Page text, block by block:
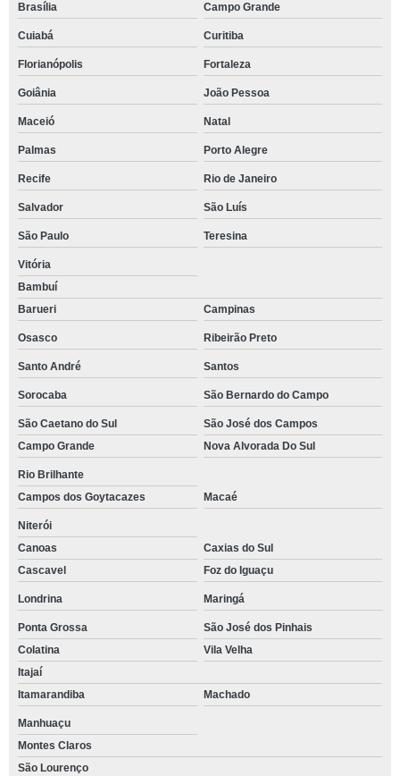
Brasília Campo Grande
Cuiabá Curitiba
Florianópolis Fortaleza
Goiânia João Pessoa
Maceió Natal
Palmas Porto Alegre
Recife Rio de Janeiro
Salvador São Luís
São Paulo Teresina
Vitória
Bambuí
Barueri
Campinas
Osasco Ribeirão Preto
Santo André Santos
Sorocaba São Bernardo do Campo
São Caetano do Sul
São José dos Campos
Campo Grande
Nova Alvorada Do Sul
Rio Brilhante
Campos dos Goytacazes
Macaé
Niterói
Canoas
Caxias do Sul
Cascavel
Foz do Iguaçu
Londrina Maringá
Ponta Grossa
São José dos Pinhais
Colatina
Vila Velha
Itajaí
Itamarandiba
Machado
Manhuaçu
Montes Claros
São Lourenço